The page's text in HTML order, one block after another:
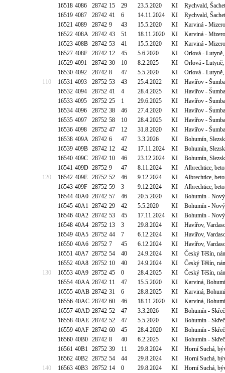
16518 4086 28742 15 29 23.5.2020 KI
Rychvald,
16519 4087 28742 41 6 14.11.2024 KI
Rychvald,
16521 4089 28742 9 43 15.5.2020 KI
Karviná -
16522 408A 28742 43 51 18.11.2020 KI
Karviná -
16523 408B 28742 53 41 15.5.2020 KI
Karviná -
16527 408F 28742 12 45 5.6.2020 KI
Orlová -
16529 4091 28742 30 10 8.2.2025 KI
Orlová -
16530 4092 28742 8 47 5.5.2020 KI
Orlová -
110
16531 4093 28752 53 43 25.4.2022 KI
Havířov -
16532 4094 28752 41 4 28.4.2025 KI
Havířov -
16533 4095 28752 25 1 29.6.2025 KI
Havířov -
16534 4096 28752 38 46 27.4.2020 KI
Havířov -
16535 4097 28752 58 10 28.4.2025 KI
Havířov -
16536 4098 28752 47 12 31.8.2020 KI
Havířov -
16538 409A 28742 6 47 3.3.2026 KI
Bohumín,
16539 409B 28742 12 42 17.11.2024 KI
Bohumín,
16540 409C 28742 10 46 23.12.2024 KI
Bohumín,
16541 409D 28752 9 47 8.11.2024 KI
Albrechtice,
120
16542 409E 28752 52 46 9.12.2024 KI
Albrechtice,
16543 409F 28752 59 3 9.12.2024 KI
Albrechtice,
16544 40A0 28742 57 46 20.5.2020 KI
Bohumín -
16545 40A1 28742 29 42 5.5.2020 KI
Bohumín -
16546 40A2 28742 53 45 17.11.2024 KI
Bohumín -
16548 40A4 28752 13 3 29.8.2024 KI
Havířov,
16549 40A5 28752 44 7 6.12.2024 KI
Havířov,
16550 40A6 28752 7 45 6.12.2024 KI
Havířov,
16551 40A7 28752 54 40 24.9.2024 KI
Český Těšín,
16552 40A8 28752 10 40 24.9.2024 KI
Český Těšín,
130
16553 40A9 28752 45 0 28.4.2025 KI
Český Těšín,
16554 40AA 28742 11 47 15.5.2020 KI
Karviná,
16555 40AB 28742 31 6 28.8.2025 KI
Karviná,
16556 40AC 28742 60 46 18.11.2020 KI
Karviná,
16557 40AD 28742 52 47 3.3.2026 KI
Bohumín -
16558 40AE 28742 52 47 5.5.2020 KI
Bohumín -
16559 40AF 28742 60 45 28.4.2020 KI
Bohumín -
16560 40B0 28742 8 40 6.2.2025 KI
Bohumín -
16561 40B1 28752 39 11 29.8.2024 KI
Horní Suchá,
16562 40B2 28752 54 44 29.8.2024 KI
Horní Suchá,
140
16563 40B3 28752 14 0 29.8.2024 KI Horní Suchá,